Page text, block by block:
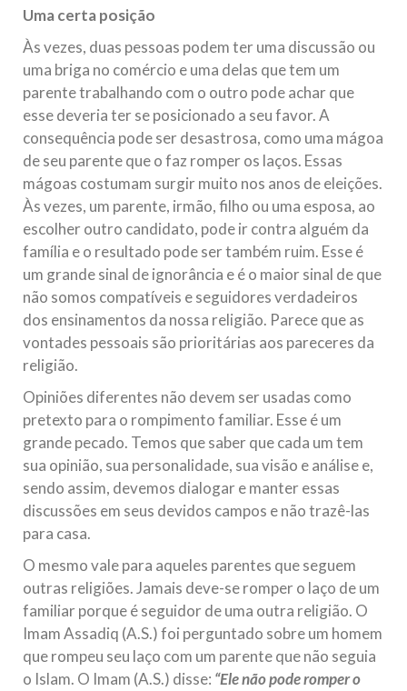
Uma certa posição
Às vezes, duas pessoas podem ter uma discussão ou
uma briga no comércio e uma delas que tem um
parente trabalhando com o outro pode achar que
esse deveria ter se posicionado a seu favor. A
consequência pode ser desastrosa, como uma mágoa
de seu parente que o faz romper os laços. Essas
mágoas costumam surgir muito nos anos de eleições.
Às vezes, um parente, irmão, filho ou uma esposa, ao
escolher outro candidato, pode ir contra alguém da
família e o resultado pode ser também ruim. Esse é
um grande sinal de ignorância e é o maior sinal de que
não somos compatíveis e seguidores verdadeiros
dos ensinamentos da nossa religião. Parece que as
vontades pessoais são prioritárias aos pareceres da
religião.
Opiniões diferentes não devem ser usadas como
pretexto para o rompimento familiar. Esse é um
grande pecado. Temos que saber que cada um tem
sua opinião, sua personalidade, sua visão e análise e,
sendo assim, devemos dialogar e manter essas
discussões em seus devidos campos e não trazê-las
para casa.
O mesmo vale para aqueles parentes que seguem
outras religiões. Jamais deve-se romper o laço de um
familiar porque é seguidor de uma outra religião. O
Imam Assadiq (A.S.) foi perguntado sobre um homem
que rompeu seu laço com um parente que não seguia
o Islam. O Imam (A.S.) disse: “Ele não pode romper o